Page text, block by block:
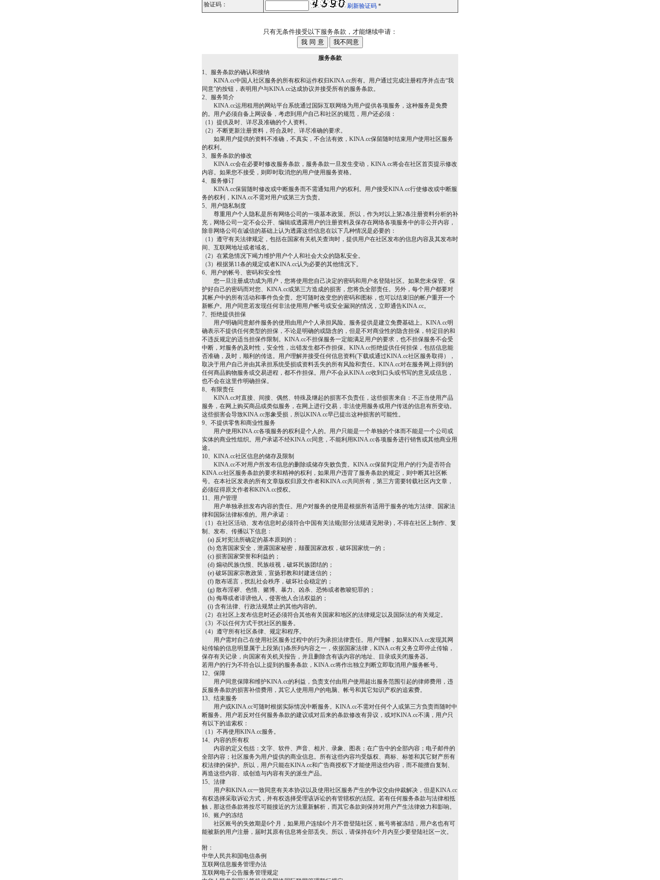
验证码： 刷新验证码 *
只有无条件接受以下服务条款，才能继续申请：
服务条款
1、服务条款的确认和接纳
KINA.cc中国人社区服务的所有权和运作权归KINA.cc所有。用户通过完成注册程序并点击“我
同意”的按钮，表明用户与KINA.cc达成协议并接受所有的服务条款。
2、服务简介
KINA.cc运用租用的网站平台系统通过国际互联网络为用户提供各项服务，这种服务是免费
的。用户必须自备上网设备，考虑到用户自己和社区的规范，用户还必须：
（1）提供及时、详尽及准确的个人资料。
（2）不断更新注册资料，符合及时、详尽准确的要求。
如果用户提供的资料不准确，不真实，不合法有效，KINA.cc保留随时结束用户使用社区服务
的权利。
3、服务条款的修改
KINA.cc会在必要时修改服务条款，服务条款一旦发生变动，KINA.cc将会在社区首页提示修改
内容。如果您不接受，则即时取消您的用户使用服务资格。
4、服务修订
KINA.cc保留随时修改或中断服务而不需通知用户的权利。用户接受KINA.cc行使修改或中断服
务的权利，KINA.cc不需对用户或第三方负责。
5、用户隐私制度
尊重用户个人隐私是所有网络公司的一项基本政策。所以，作为对以上第2条注册资料分析的补
充，网络公司一定不会公开、编辑或透露用户的注册资料及保存在网络各项服务中的非公开内容，
除非网络公司在诚信的基础上认为透露这些信息在以下几种情况是必要的：
（1）遵守有关法律规定，包括在国家有关机关查询时，提供用户在社区发布的信息内容及其发布时
间、互联网地址或者域名。
（2）在紧急情况下竭力维护用户个人和社会大众的隐私安全。
（3）根据第11条的规定或者KINA.cc认为必要的其他情况下。
6、用户的帐号、密码和安全性
您一旦注册成功成为用户，您将使用您自己决定的密码和用户名登陆社区。如果您未保管、保
护好自己的密码而对您、KINA.cc或第三方造成的损害，您将负全部责任。另外，每个用户都要对
其帐户中的所有活动和事件负全责。您可随时改变您的密码和图标，也可以结束旧的帐户重开一个
新帐户。用户同意若发现任何非法使用用户帐号或安全漏洞的情况，立即通告KINA.cc。
7、拒绝提供担保
用户明确同意邮件服务的使用由用户个人承担风险。服务提供是建立免费基础上。KINA.cc明
确表示不提供任何类型的担保，不论是明确的或隐含的，但是不对商业性的隐含担保，特定目的和
不违反规定的适当担保作限制。KINA.cc不担保服务一定能满足用户的要求，也不担保服务不会受
中断，对服务的及时性，安全性，出错发生都不作担保。KINA.cc拒绝提供任何担保，包括信息能
否准确，及时，顺利的传送。用户理解并接受任何信息资料(下载或通过KINA.cc社区服务取得），
取决于用户自己并由其承担系统受损或资料丢失的所有风险和责任。KINA.cc对在服务网上得到的
任何商品购物服务或交易进程，都不作担保。用户不会从KINA.cc收到口头或书写的意见或信息，
也不会在这里作明确担保。
8、有限责任
KINA.cc对直接、间接、偶然、特殊及继起的损害不负责任，这些损害来自：不正当使用产品
服务，在网上购买商品或类似服务，在网上进行交易，非法使用服务或用户传送的信息有所变动。
这些损害会导致KINA.cc形象受损，所以KINA.cc早已提出这种损害的可能性。
9、不提供零售和商业性服务
用户使用KINA.cc各项服务的权利是个人的。用户只能是一个单独的个体而不能是一个公司或
实体的商业性组织。用户承诺不经KINA.cc同意，不能利用KINA.cc各项服务进行销售或其他商业用
途。
10、KINA.cc社区信息的储存及限制
KINA.cc不对用户所发布信息的删除或储存失败负责。KINA.cc保留判定用户的行为是否符合
KINA.cc社区服务条款的要求和精神的权利，如果用户违背了服务条款的规定，则中断其社区帐
号。在本社区发表的所有文章版权归原文作者和KINA.cc共同所有，第三方需要转载社区内文章，
必须征得原文作者和KINA.cc授权。
11、用户管理
用户单独承担发布内容的责任。用户对服务的使用是根据所有适用于服务的地方法律、国家法
律和国际法律标准的。用户承诺：
（1）在社区活动、发布信息时必须符合中国有关法规(部分法规请见附录)，不得在社区上制作、复
制、发布、传播以下信息：
(a) 反对宪法所确定的基本原则的；
(b) 危害国家安全，泄露国家秘密，颠覆国家政权，破坏国家统一的；
(c) 损害国家荣誉和利益的；
(d) 煽动民族仇恨、民族歧视，破坏民族团结的；
(e) 破坏国家宗教政策，宣扬邪教和封建迷信的；
(f) 散布谣言，扰乱社会秩序，破坏社会稳定的；
(g) 散布淫秽、色情、赌博、暴力、凶杀、恐怖或者教唆犯罪的；
(h) 侮辱或者诽谤他人，侵害他人合法权益的；
(i) 含有法律、行政法规禁止的其他内容的。
（2）在社区上发布信息时还必须符合其他有关国家和地区的法律规定以及国际法的有关规定。
（3）不以任何方式干扰社区的服务。
（4）遵守所有社区条律、规定和程序。
用户需对自己在使用社区服务过程中的行为承担法律责任。用户理解，如果KINA.cc发现其网
站传输的信息明显属于上段第(1)条所列内容之一，依据国家法律，KINA.cc有义务立即停止传输，
保存有关记录，向国家有关机关报告，并且删除含有该内容的地址、目录或关闭服务器。
若用户的行为不符合以上提到的服务条款，KINA.cc将作出独立判断立即取消用户服务帐号。
12、保障
用户同意保障和维护KINA.cc的利益，负责支付由用户使用超出服务范围引起的律师费用，违
反服务条款的损害补偿费用，其它人使用用户的电脑、帐号和其它知识产权的追索费。
13、结束服务
用户或KINA.cc可随时根据实际情况中断服务。KINA.cc不需对任何个人或第三方负责而随时中
断服务。用户若反对任何服务条款的建议或对后来的条款修改有异议，或对KINA.cc不满，用户只
有以下的追索权：
（1）不再使用KINA.cc服务。
14、内容的所有权
内容的定义包括：文字、软件、声音、相片、录象、图表；在广告中的全部内容；电子邮件的
全部内容；社区服务为用户提供的商业信息。所有这些内容均受版权、商标、标签和其它财产所有
权法律的保护。所以，用户只能在KINA.cc和广告商授权下才能使用这些内容，而不能擅自复制、
再造这些内容、或创造与内容有关的派生产品。
15、法律
用户和KINA.cc一致同意有关本协议以及使用社区服务产生的争议交由仲裁解决，但是KINA.cc
有权选择采取诉讼方式，并有权选择受理该诉讼的有管辖权的法院。若有任何服务条款与法律相抵
触，那这些条款将按尽可能接近的方法重新解析，而其它条款则保持对用户产生法律效力和影响。
16、账户的冻结
社区账号的失效期是6个月，如果用户连续6个月不曾登陆社区，账号将被冻结，用户名也有可
能被新的用户注册，届时其原有信息将全部丢失。所以，请保持在6个月内至少要登陆社区一次。
附：
中华人民共和国电信条例
互联网信息服务管理办法
互联网电子公告服务管理规定